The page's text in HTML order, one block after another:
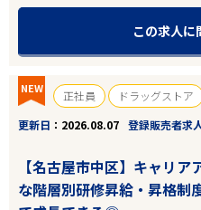
この求人に
NEW 正社員
ドラッグストア
更新日
2026.08.07 登録販売者求
【名古屋市中区】キャリ
な階層別研修昇給・昇格制